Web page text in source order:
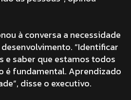
à conversa a necessidade
“Identificar
e saber que estamos todos
é fundamental. Aprendizado
disse o executivo.